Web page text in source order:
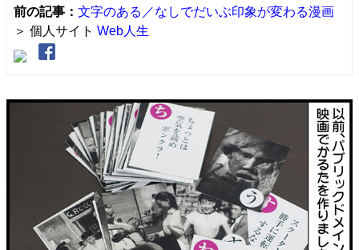
前の記事： 文字のある／なしでだいぶ印象が変わる漫画
＞ 個人サイト Web人生